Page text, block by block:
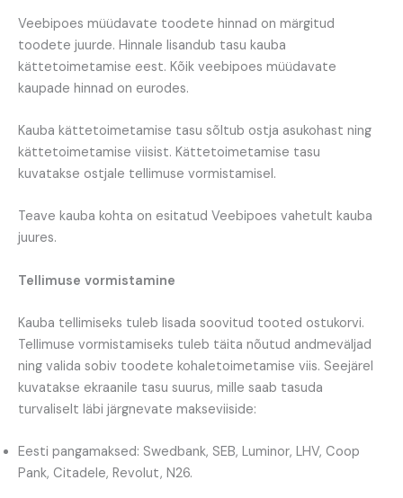
Veebipoes müüdavate toodete hinnad on märgitud
toodete juurde. Hinnale lisandub tasu kauba
kättetoimetamise eest. Kõik veebipoes müüdavate
kaupade hinnad on eurodes.
Kauba kättetoimetamise tasu sõltub ostja asukohast ning
kättetoimetamise viisist. Kättetoimetamise tasu
kuvatakse ostjale tellimuse vormistamisel.
Teave kauba kohta on esitatud Veebipoes vahetult kauba
juures.
Tellimuse vormistamine
Kauba tellimiseks tuleb lisada soovitud tooted ostukorvi.
Tellimuse vormistamiseks tuleb täita nõutud andmeväljad
ning valida sobiv toodete kohaletoimetamise viis. Seejärel
kuvatakse ekraanile tasu suurus, mille saab tasuda
turvaliselt läbi järgnevate makseviiside:
Eesti pangamaksed: Swedbank, SEB, Luminor, LHV, Coop
Pank, Citadele, Revolut, N26.